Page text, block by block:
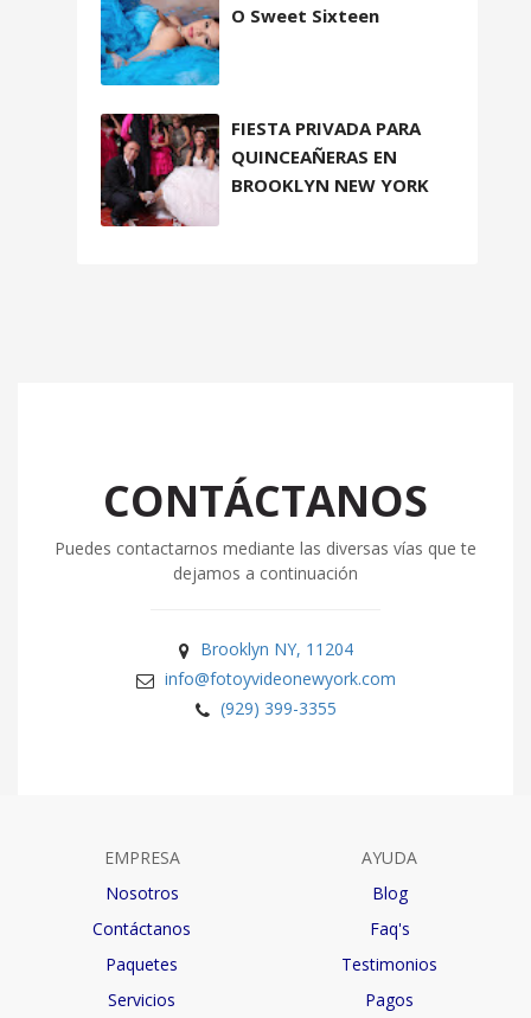
O Sweet Sixteen
FIESTA PRIVADA PARA
QUINCEAÑERAS EN
BROOKLYN NEW YORK
CONTÁCTANOS
Puedes contactarnos mediante las diversas vías que te
dejamos a continuación
Brooklyn NY, 11204
info@fotoyvideonewyork.com
(929) 399-3355
EMPRESA
Nosotros
Contáctanos
Paquetes
Servicios
AYUDA
Blog
Faq's
Testimonios
Pagos